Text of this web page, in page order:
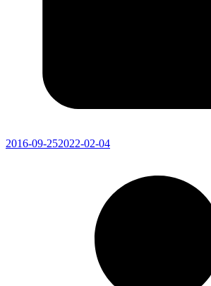
2016-09-252022-02-04